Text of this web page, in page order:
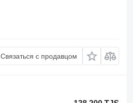
Связаться с продавцом